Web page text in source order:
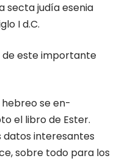
secta judía esenia
I d.C.
de este impor­tante
hebreo se en­
el libro de Ester.
datos interesantes
sobre todo para los